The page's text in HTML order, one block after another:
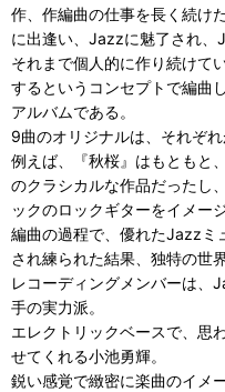
作、作編曲の仕事を長く続け
に出逢い、Jazzに魅了され、
それまで個人的に作り続けて
するというコンセプトで編曲
アルバムである。
9曲のオリジナルは、それぞ
例えば、『秋桜』はもともと
のクラシカルな作品だったし
ックのロックギターをイメー
編曲の過程で、優れたJazzミ
され練られた結果、独特の世
レコーディングメンバーは、
手の実力派。
エレクトリックベースで、思
せてくれる小池勇輝。
鋭い感覚で緻密に楽曲のイメ